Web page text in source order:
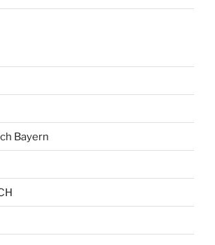
Bayern